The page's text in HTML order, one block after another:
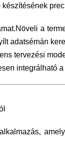
a
adatsémán
tervezési
integrálható